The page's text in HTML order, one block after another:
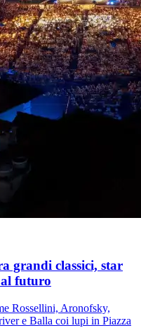
grandi classici, star
futuro
Rossellini, Aronofsky,
e Balla coi lupi in Piazza